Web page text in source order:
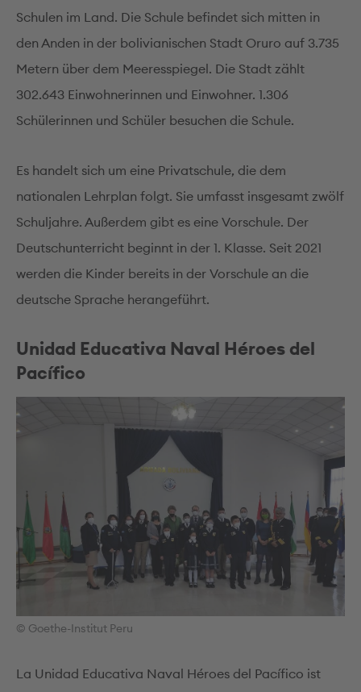
Schulen im Land. Die Schule befindet sich mitten in
den Anden in der bolivianischen Stadt Oruro auf 3.735
Metern über dem Meeresspiegel. Die Stadt zählt
302.643 Einwohnerinnen und Einwohner. 1.306
Schülerinnen und Schüler besuchen die Schule.
Es handelt sich um eine Privatschule, die dem
nationalen Lehrplan folgt. Sie umfasst insgesamt zwölf
Schuljahre. Außerdem gibt es eine Vorschule. Der
Deutschunterricht beginnt in der 1. Klasse. Seit 2021
werden die Kinder bereits in der Vorschule an die
deutsche Sprache herangeführt.
Unidad Educativa Naval Héroes del
Pacífico
© Goethe-Institut Peru
La Unidad Educativa Naval Héroes del Pacífico ist